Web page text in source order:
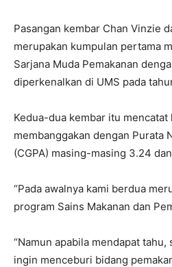
Pasangan kembar Chan Vinzie
merupakan kumpulan pertama
Sarjana Muda Pemakanan
diperkenalkan di UMS pada
Kedua-dua kembar itu mencatat
membanggakan dengan Purata
(CGPA) masing-masing 3.24
“Pada awalnya kami berdua
program Sains Makanan dan
“Namun apabila mendapat
ingin menceburi bidang